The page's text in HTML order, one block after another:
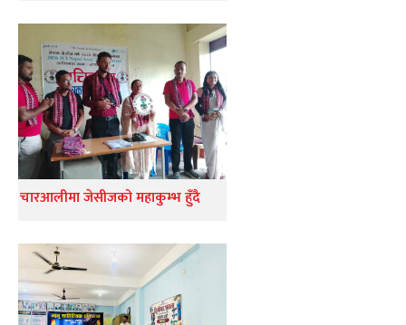
चारआलीमा जेसीजको महाकुम्भ हुँदै